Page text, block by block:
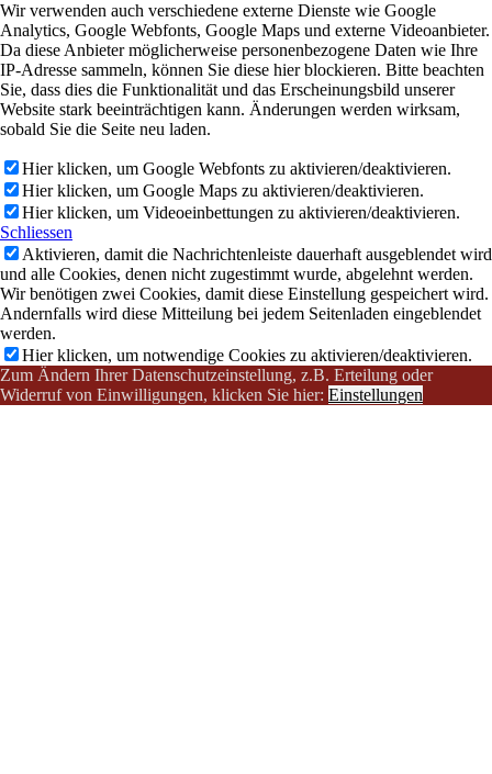
Wir verwenden auch verschiedene externe Dienste wie Google
Analytics, Google Webfonts, Google Maps und externe Videoanbieter.
Da diese Anbieter möglicherweise personenbezogene Daten wie Ihre
IP-Adresse sammeln, können Sie diese hier blockieren. Bitte beachten
Sie, dass dies die Funktionalität und das Erscheinungsbild unserer
Website stark beeinträchtigen kann. Änderungen werden wirksam,
sobald Sie die Seite neu laden.
Hier klicken, um Google Webfonts zu aktivieren/deaktivieren.
Hier klicken, um Google Maps zu aktivieren/deaktivieren.
Hier klicken, um Videoeinbettungen zu aktivieren/deaktivieren.
Schliessen
Aktivieren, damit die Nachrichtenleiste dauerhaft ausgeblendet wird
und alle Cookies, denen nicht zugestimmt wurde, abgelehnt werden.
Wir benötigen zwei Cookies, damit diese Einstellung gespeichert wird.
Andernfalls wird diese Mitteilung bei jedem Seitenladen eingeblendet
werden.
Hier klicken, um notwendige Cookies zu aktivieren/deaktivieren.
Zum Ändern Ihrer Datenschutzeinstellung, z.B. Erteilung oder
Widerruf von Einwilligungen, klicken Sie hier: Einstellungen